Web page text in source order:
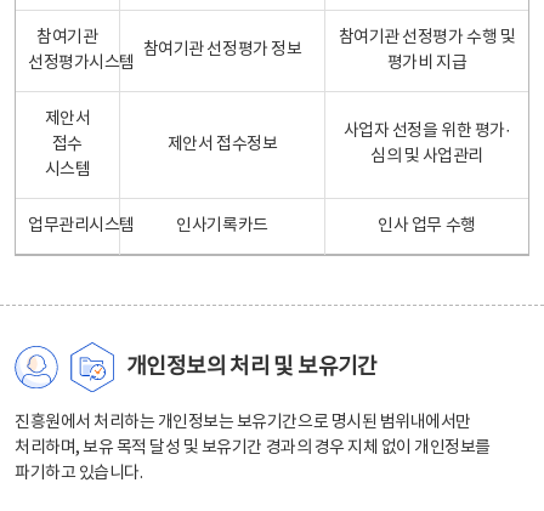
참여기관
선정평가시스템
참여기관 선정평가 정보
참여기관 선정평가 수행 및
평가비 지급
제안서
접수
시스템
제안서 접수정보
사업자 선정을 위한 평가·
심의 및 사업관리
업무관리시스템 인사기록카드 인사 업무 수행
개인정보의 처리 및 보유기간
진흥원에서 처리하는 개인정보는 보유기간으로 명시된 범위내에서만
처리하며, 보유 목적 달성 및 보유기간 경과의 경우 지체 없이 개인정보를
파기하고 있습니다.